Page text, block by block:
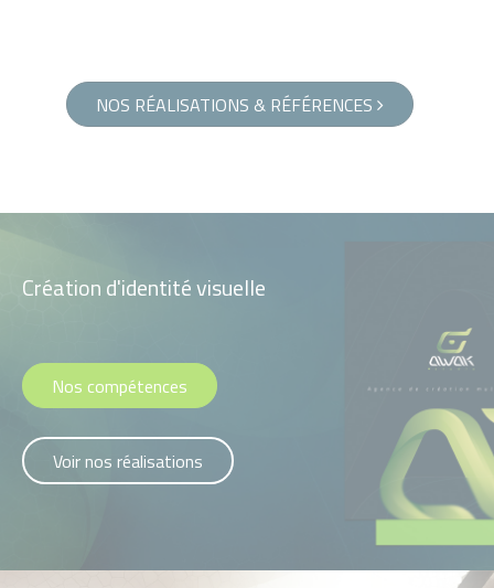
NOS RÉALISATIONS & RÉFÉRENCES
Création d'identité visuelle
Nos compétences
Voir nos réalisations